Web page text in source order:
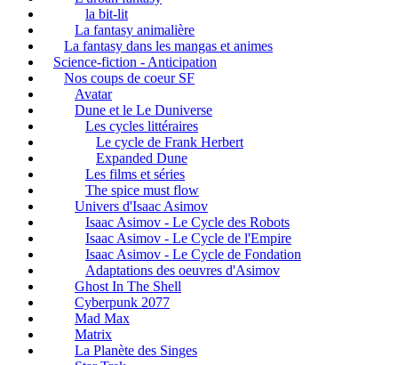
la bit-lit
La fantasy animalière
La fantasy dans les mangas et animes
Science-fiction - Anticipation
Nos coups de coeur SF
Avatar
Dune et le Le Duniverse
Les cycles littéraires
Le cycle de Frank Herbert
Expanded Dune
Les films et séries
The spice must flow
Univers d'Isaac Asimov
Isaac Asimov - Le Cycle des Robots
Isaac Asimov - Le Cycle de l'Empire
Isaac Asimov - Le Cycle de Fondation
Adaptations des oeuvres d'Asimov
Ghost In The Shell
Cyberpunk 2077
Mad Max
Matrix
La Planète des Singes